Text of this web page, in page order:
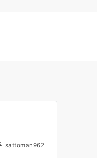
sattoman962